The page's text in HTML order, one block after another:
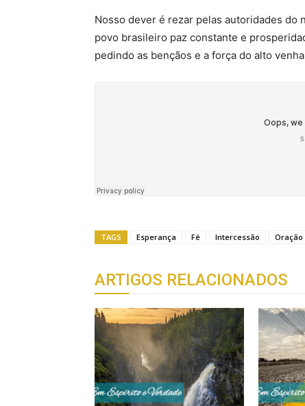
Nosso dever é rezar pelas autoridades do
povo brasileiro paz constante e
pedindo as bençãos e a força do alto
TAGS Esperança Fé Intercessão Oração
ARTIGOS RELACIONADOS